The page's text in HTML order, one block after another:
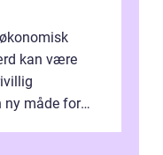
kan være
ny måde for